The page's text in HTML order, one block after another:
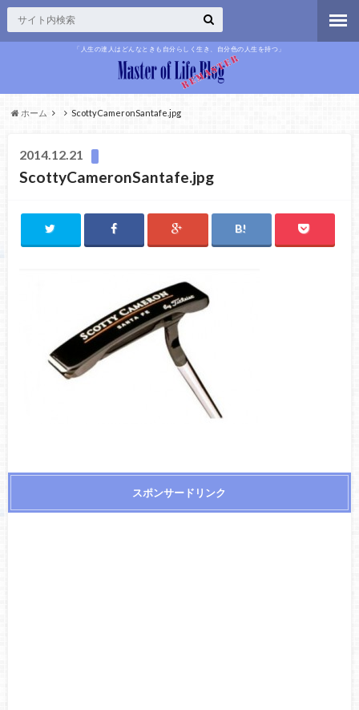
「人生の達人はどんなときも自分らしく生き、自分色の人生を持つ」
ホーム ScottyCameronSantafe.jpg
2014.12.21
ScottyCameronSantafe.jpg
スポンサードリンク